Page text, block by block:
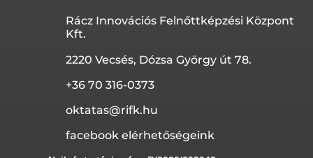
Rácz Innovációs Felnőttképzési Központ
Kft.
2220 Vecsés, Dózsa György út 78.
+36 70 316-0373
oktatas@rifk.hu
facebook elérhetőségeink